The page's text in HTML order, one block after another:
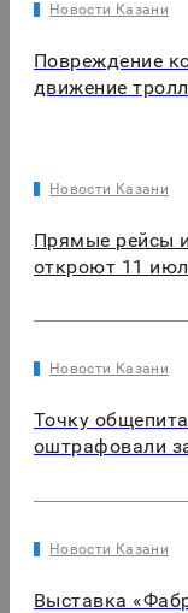
Новости Казани
Повреждение
движение
Новости Казани
Прямые рейсы
откроют 11
Новости Казани
Точку
оштрафовали
Новости Казани
Выставка